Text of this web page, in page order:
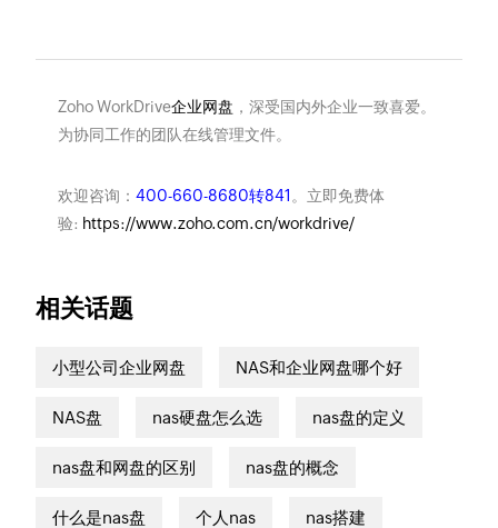
Zoho WorkDrive企业网盘 ，深受国内外企业一致喜爱。
为协同工作的团队在线管理文件。
欢迎咨询： 400-660-8680转841 。立即免费体
验: https://www.zoho.com.cn/workdrive/
相关话题
小型公司企业网盘 NAS和企业网盘哪个好
NAS盘 nas硬盘怎么选 nas盘的定义
nas盘和网盘的区别 nas盘的概念
什么是nas盘 个人nas nas搭建